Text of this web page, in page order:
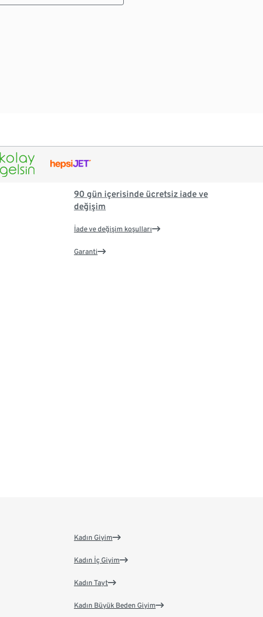
90 gün içerisinde ücretsiz iade ve
değişim
İade ve değişim koşulları
Garanti
Kadın Giyim
Kadın İç Giyim
Kadın Tayt
Kadın Büyük Beden Giyim